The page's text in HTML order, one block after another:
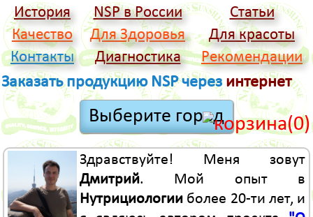
История NSP в России
Статьи
Качество
Для Здоровья
Для красоты
Контакты
Диагностика Рекомендации
Заказать продукцию NSP черезинтернет
(0)
Здравствуйте! Меня зовут
Дмитрий. Мой опыт в
Нутрициологииболее 20-ти лет, и